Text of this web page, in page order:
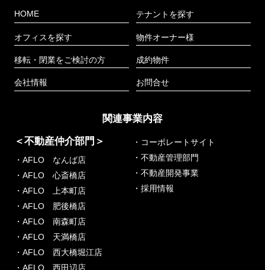
HOME
オフィスを探す
移転・閉業をご検討の方
会社情報
テナントを探す
物件オーナー様
成約物件
お問合せ
関連事業内容
＜不動産仲介部門＞
・AFLO なんば店
・AFLO 心斎橋店
・AFLO 上本町店
・AFLO 肥後橋店
・AFLO 南森町店
・AFLO 天満橋店
・AFLO 西大橋堀江店
・AFLO 西田辺店
・コーポレートサイト
・不動産管理部門
・不動産開発事業
・採用情報